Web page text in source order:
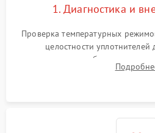
работе
2000
1000
1800 ₽
1. Диагностика и
Проверка температурных
целостности
сопротивления обмоток
считывание кодов ошибок с